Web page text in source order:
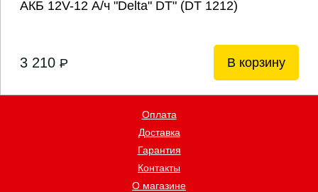
АКБ 12V-12 А/ч "Delta" DТ" (DT 1212)
3 210 P В корзину
Оплата
Доставка
Гарантия
Контакты
О магазине